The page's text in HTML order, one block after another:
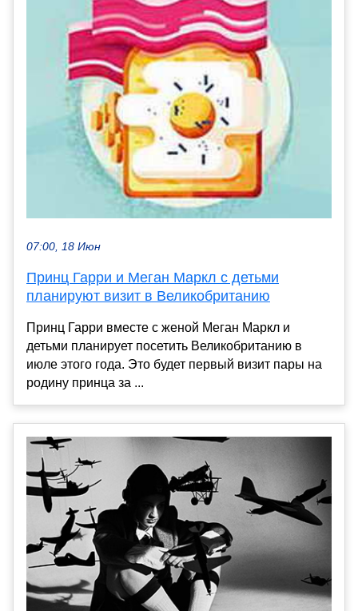
07:00, 18 Июн
Принц Гарри и Меган Маркл с детьми
планируют визит в Великобританию
Принц Гарри вместе с женой Меган Маркл и
детьми планирует посетить Великобританию в
июле этого года. Это будет первый визит пары на
родину принца за ...